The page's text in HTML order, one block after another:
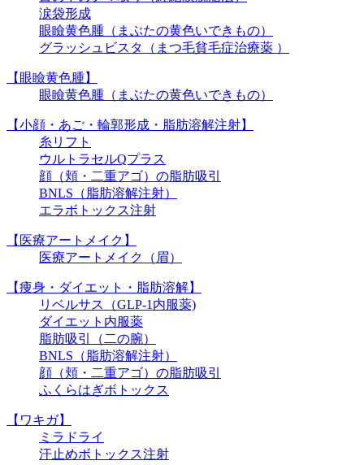
涙袋形成
眼瞼黄色腫（まぶたの黄色いできもの）
グラッシュビスタ（まつ毛貧毛症治療薬 ）
【眼瞼黄色腫】
眼瞼黄色腫（まぶたの黄色いできもの）
【小顔・あご・輪郭形成・脂肪溶解注射】
糸リフト
ウルトラセルQプラス
顔（頬・二重アゴ）の脂肪吸引
BNLS（脂肪溶解注射）
エラボトックス注射
【医療アートメイク】
医療アートメイク（眉）
【痩身・ダイエット・脂肪溶解】
リベルサス（GLP-1内服薬)
ダイエット内服薬
脂肪吸引（二の腕）
BNLS（脂肪溶解注射）
顔（頬・二重アゴ）の脂肪吸引
ふくらはぎボトックス
【ワキガ】
ミラドライ
汗止めボトックス注射